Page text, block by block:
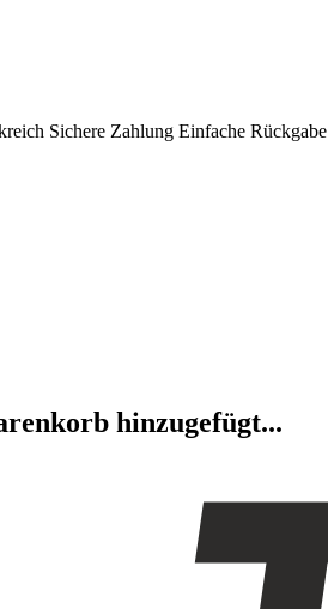
Sichere Zahlung Einfache Rückgabe
hinzugefügt...